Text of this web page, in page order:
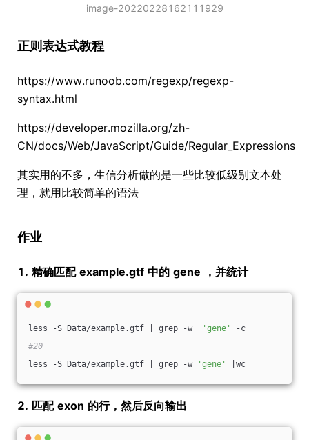
image-20220228162111929
正则表达式教程
https://www.runoob.com/regexp/regexp-
syntax.html
https://developer.mozilla.org/zh-
CN/docs/Web/JavaScript/Guide/Regular_Expressions
其实用的不多，生信分析做的是一些比较低级别文本处
理，就用比较简单的语法
作业
1. 精确匹配 example.gtf 中的 gene ，并统计
less -S Data/example.gtf | grep -w 'gene'
-c
#20
less -S Data/example.gtf | grep -w
'gene' |wc
2. 匹配 exon 的行，然后反向输出